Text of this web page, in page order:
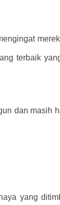
terbaik
dan masih
yang